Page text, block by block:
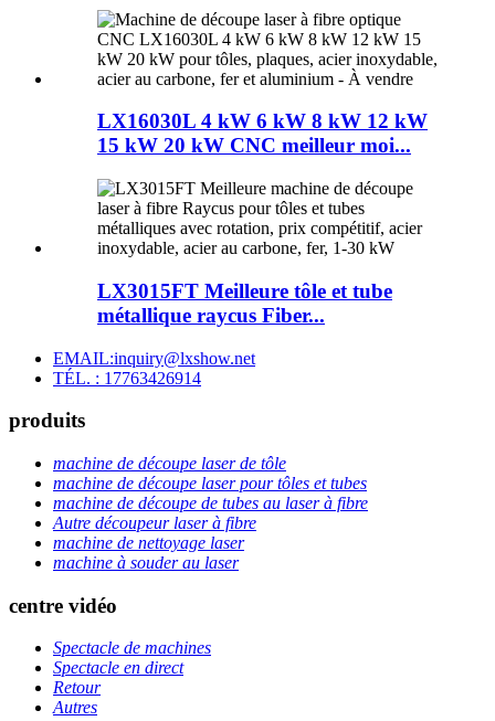
LX16030L 4 kW 6 kW 8 kW 12 kW
15 kW 20 kW CNC meilleur moi...
LX3015FT Meilleure tôle et tube
métallique raycus Fiber...
EMAIL:inquiry@lxshow.net
TÉL. : 17763426914
produits
machine de découpe laser de tôle
machine de découpe laser pour tôles et tubes
machine de découpe de tubes au laser à fibre
Autre découpeur laser à fibre
machine de nettoyage laser
machine à souder au laser
centre vidéo
Spectacle de machines
Spectacle en direct
Retour
Autres